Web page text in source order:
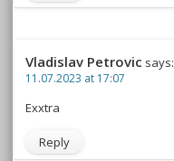
Vladislav Petrovic says:
11.07.2023 at 17:07
Exxtra
Reply